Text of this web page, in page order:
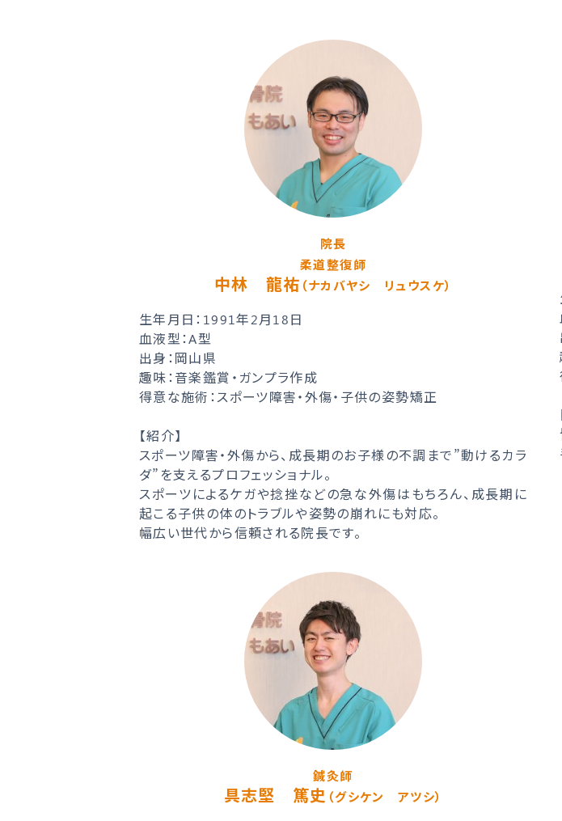
院長
柔道整復師
中林 龍祐 （ナカバヤシ リュウスケ）
生年月日：1991年2月18日
血液型：A型
出身：岡山県
趣味：音楽鑑賞・ガンプラ作成
得意な施術：スポーツ障害・外傷・子供の姿勢矯正
【紹介】
スポーツ障害・外傷から、成長期のお子様の不調まで”動けるカラ
ダ”を支えるプロフェッショナル。
スポーツによるケガや捻挫などの急な外傷はもちろん、成長期に
起こる子供の体のトラブルや姿勢の崩れにも対応。
幅広い世代から信頼される院長です。
鍼灸師
具志堅 篤史 （グシケン アツシ）